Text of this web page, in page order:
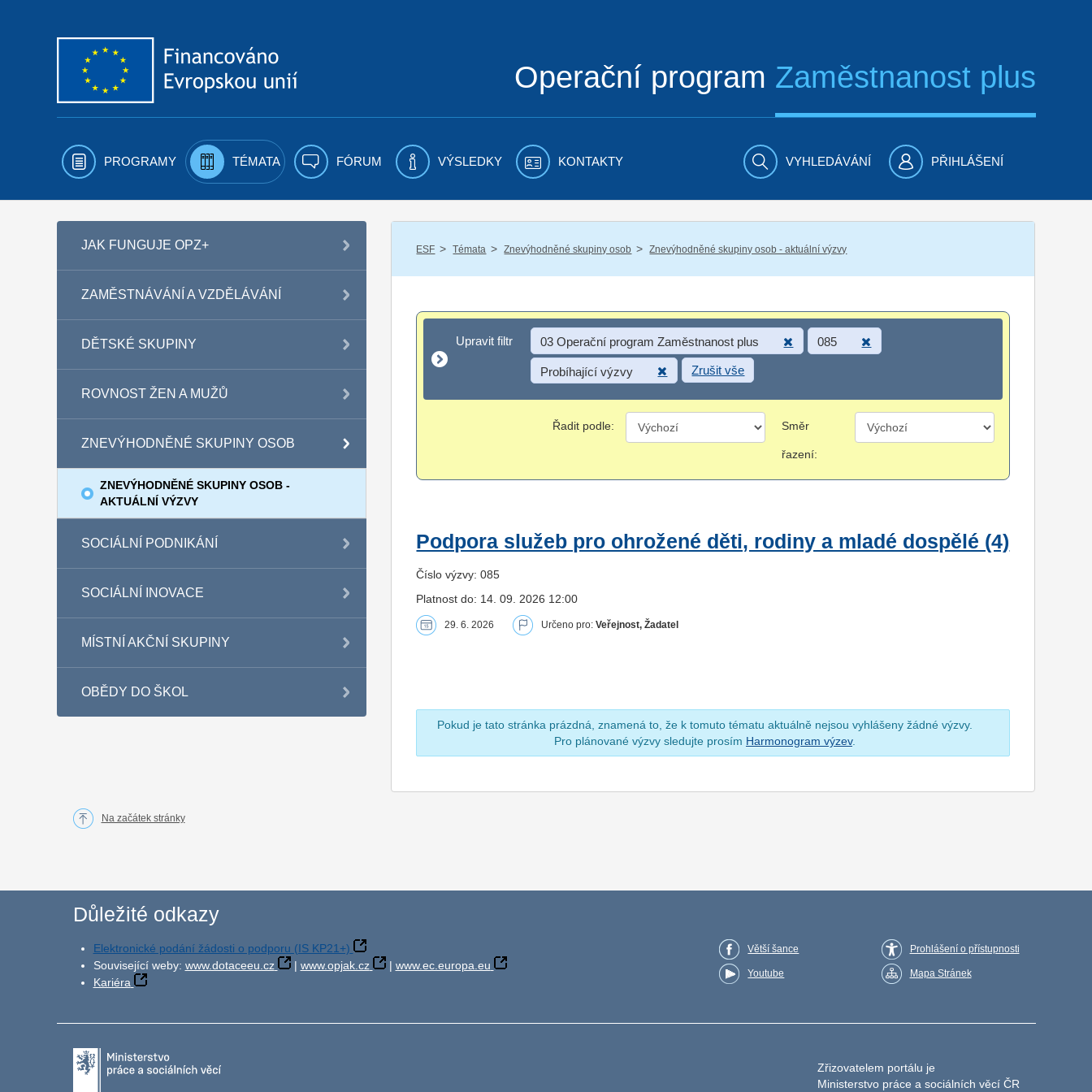
Operační program Zaměstnanost plus
PROGRAMY TÉMATA FÓRUM VÝSLEDKY KONTAKTY VYHLEDÁVÁNÍ PŘIHLÁŠENÍ
JAK FUNGUJE OPZ+
ZAMĚSTNÁVÁNÍ A VZDĚLÁVÁNÍ
DĚTSKÉ SKUPINY
ROVNOST ŽEN A MUŽŮ
ZNEVÝHODNĚNÉ SKUPINY OSOB
ZNEVÝHODNĚNÉ SKUPINY OSOB -
AKTUÁLNÍ VÝZVY
SOCIÁLNÍ PODNIKÁNÍ
SOCIÁLNÍ INOVACE
MÍSTNÍ AKČNÍ SKUPINY
OBĚDY DO ŠKOL
ESF / Témata / Znevýhodněné skupiny osob / Znevýhodněné skupiny osob - aktuální výzvy
Upravit filtr
Upravit filtr 03 Operační program Zaměstnanost plus 085
Probíhající výzvy Zrušit vše
Řadit podle: Směr
řazení:
Podpora služeb pro ohrožené děti, rodiny a mladé dospělé (4)
Číslo výzvy: 085
Platnost do: 14. 09. 2026 12:00
29. 6. 2026 Určeno pro:Veřejnost, Žadatel
Pokud je tato stránka prázdná, znamená to, že k tomuto tématu aktuálně nejsou vyhlášeny žádné výzvy.
Pro plánované výzvy sledujte prosím Harmonogram výzev.
Na začátek stránky
Důležité odkazy
Elektronické podání žádosti o podporu (IS KP21+)
Související weby: www.dotaceeu.cz | www.opjak.cz | www.ec.europa.eu
Kariéra
Větší šance
Youtube
Prohlášení o přístupnosti
Mapa Stránek
Zřizovatelem portálu je
Ministerstvo práce a sociálních věcí ČR